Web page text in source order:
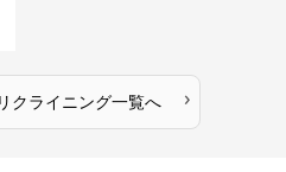
クライニング一覧へ ›